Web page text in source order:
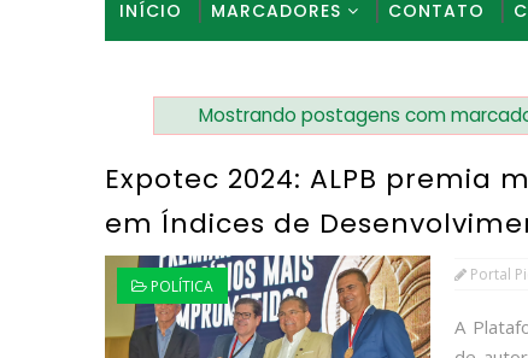
INÍCIO MARCADORES CONTATO
Mostrando postagens com
Expotec 2024: ALPB
em Índices de
POLÍTICA
Portal
A